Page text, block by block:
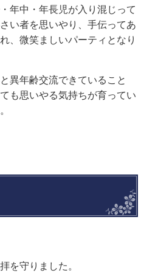
年中・年長児が入り混じって
い者を思いやり、手伝ってあ
、微笑ましいパーティとなり
異年齢交流できていること
も思いやる気持ちが育ってい
を守りました。